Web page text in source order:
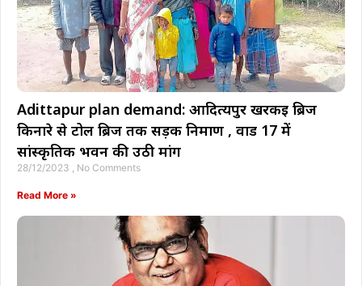
Adittapur plan demand: आदित्यपुर खरकई ब्रिज
किनारे से टोल ब्रिज तक सड़क निर्माण , वार्ड 17 में
सांस्कृतिक भवन की उठी मांग
28/12/2023 No Comments
Read More »